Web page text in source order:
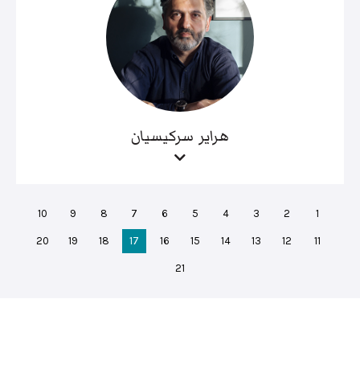
هراير سركيسيان
1
2
3
4
5
6
7
8
9
10
11
12
13
14
15
16
17
18
19
20
21